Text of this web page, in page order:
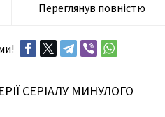
Переглянув повністю
СЕРІАЛУ МИНУЛОГО